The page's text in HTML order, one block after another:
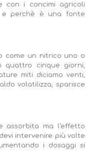
con i concimi agricoli
e perchè è una fonte
come un nitrico uno o
quattro cinque giorni,
miti diciamo venti,
volatilizza, sparisce
assorbita ma l'effetto
intervenire più volte
i dosaggi si